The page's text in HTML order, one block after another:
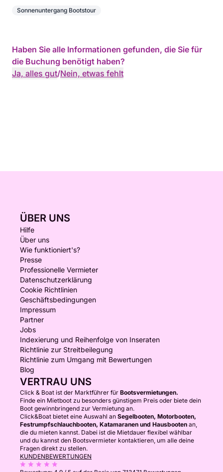
Sonnenuntergang Bootstour
Haben Sie alle Informationen gefunden, die Sie für
die Buchung benötigt haben?
Ja, alles gut/Nein, etwas fehlt
ÜBER UNS
Hilfe
Über uns
Wie funktioniert's?
Presse
Professionelle Vermieter
Datenschutzerklärung
Cookie Richtlinien
Geschäftsbedingungen
Impressum
Partner
Jobs
Indexierung und Reihenfolge von Inseraten
Richtlinie zur Streitbeilegung
Richtlinie zum Umgang mit Bewertungen
Blog
VERTRAU UNS
Click & Boat ist der Marktführer für Bootsvermietungen.
Finde ein Mietboot zu besonders günstigem Preis oder biete dein
Boot gewinnbringend zur Vermietung an.
Click&Boat bietet eine Auswahl an Segelbooten, Motorbooten,
Festrumpfschlauchbooten, Katamaranen und Hausbooten an,
die du mieten kannst. Dabei ist die Mietdauer flexibel wählbar
und du kannst den Bootsvermieter kontaktieren, um alle deine
Fragen direkt zu stellen.
KUNDENBEWERTUNGEN